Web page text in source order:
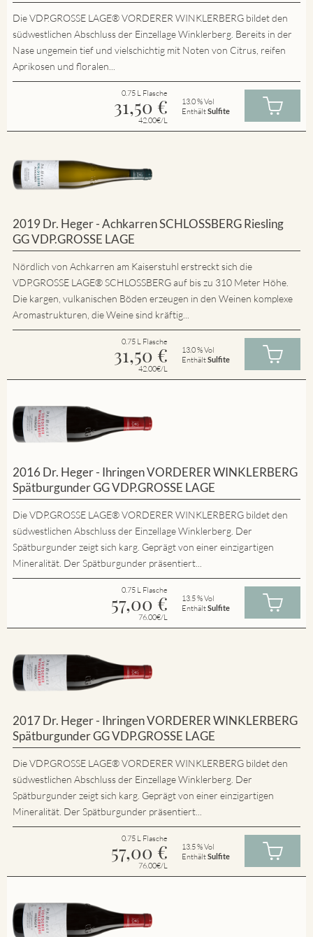
Die VDP.GROSSE LAGE® VORDERER WINKLERBERG bildet den
südwestlichen Abschluss der Einzellage Winklerberg. Bereits in der
Nase ungemein tief und vielschichtig mit Noten von Citrus, reifen
Aprikosen und floralen...
0.75 L Flasche
31,50 €
42.00€/L
13.0 % Vol
EnthältSulfite
2019 Dr. Heger - Achkarren SCHLOSSBERG Riesling
GG VDP.GROSSE LAGE
Nördlich von Achkarren am Kaiserstuhl erstreckt sich die
VDP.GROSSE LAGE® SCHLOSSBERG auf bis zu 310 Meter Höhe.
Die kargen, vulkanischen Böden erzeugen in den Weinen komplexe
Aromastrukturen, die Weine sind kräftig...
0.75 L Flasche
31,50 €
42.00€/L
13.0 % Vol
EnthältSulfite
2016 Dr. Heger - Ihringen VORDERER WINKLERBERG
Spätburgunder GG VDP.GROSSE LAGE
Die VDP.GROSSE LAGE® VORDERER WINKLERBERG bildet den
südwestlichen Abschluss der Einzellage Winklerberg. Der
Spätburgunder zeigt sich karg. Geprägt von einer einzigartigen
Mineralität. Der Spätburgunder präsentiert...
0.75 L Flasche
57,00 €
76.00€/L
13.5 % Vol
EnthältSulfite
2017 Dr. Heger - Ihringen VORDERER WINKLERBERG
Spätburgunder GG VDP.GROSSE LAGE
Die VDP.GROSSE LAGE® VORDERER WINKLERBERG bildet den
südwestlichen Abschluss der Einzellage Winklerberg. Der
Spätburgunder zeigt sich karg. Geprägt von einer einzigartigen
Mineralität. Der Spätburgunder präsentiert...
0.75 L Flasche
57,00 €
76.00€/L
13.5 % Vol
EnthältSulfite